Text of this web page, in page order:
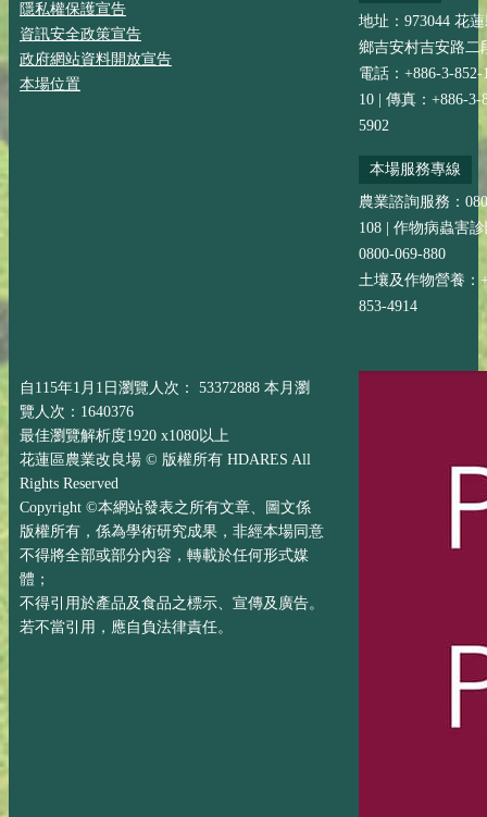
隱私權保護宣告
資訊安全政策宣告
政府網站資料開放宣告
本場位置
地址：973044 花
鄉吉安村吉安路二
電話：+886-3-852-
10 | 傳真：+886-3-
5902
本場服務專線
農業諮詢服務：
108 | 作物病蟲害
0800-069-880
土壤及作物營養：
853-4914
自115年1月1日瀏覽人次： 53372888 本月瀏
覽人次：1640376
最佳瀏覽解析度1920 x1080以上
花蓮區農業改良場 © 版權所有 HDARES All
Rights Reserved
Copyright ©本網站發表之所有文章、圖文係
版權所有，係為學術研究成果，非經本場同意
不得將全部或部分內容，轉載於任何形式媒
體；
不得引用於產品及食品之標示、宣傳及廣告。
若不當引用，應自負法律責任。